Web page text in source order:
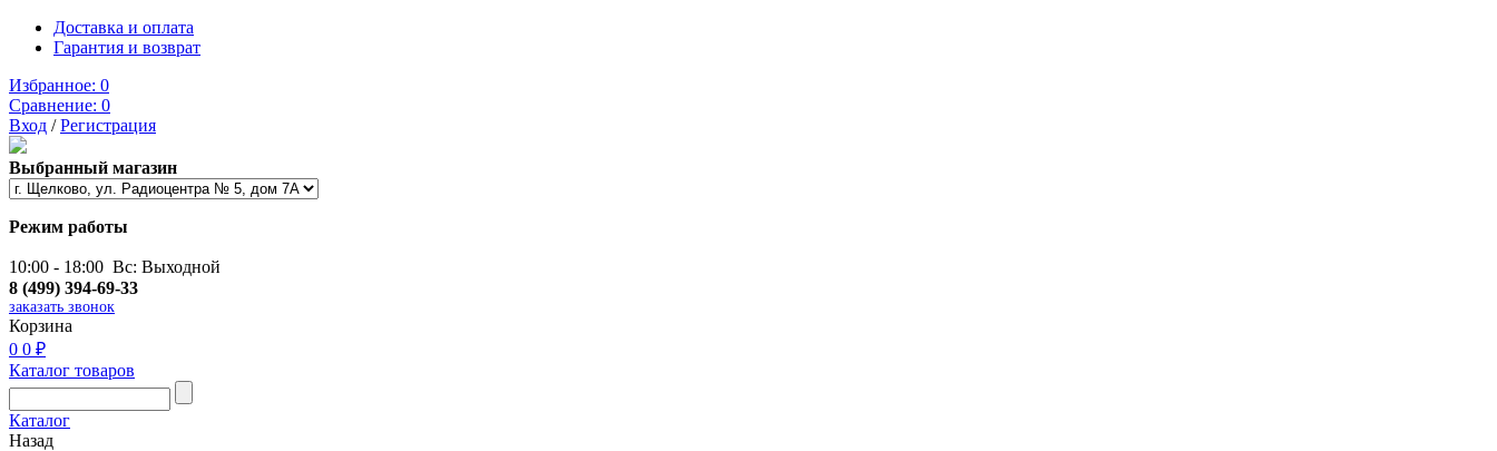
Доставка и оплата
Гарантия и возврат
Избранное: 0
Сравнение: 0
Вход /Регистрация
Выбранный магазин
Режим работы
10:00 - 18:00 Вс: Выходной
8 (499) 394-69-33
заказать звонок
Корзина
0 0 ₽
Каталог товаров
Каталог
Назад